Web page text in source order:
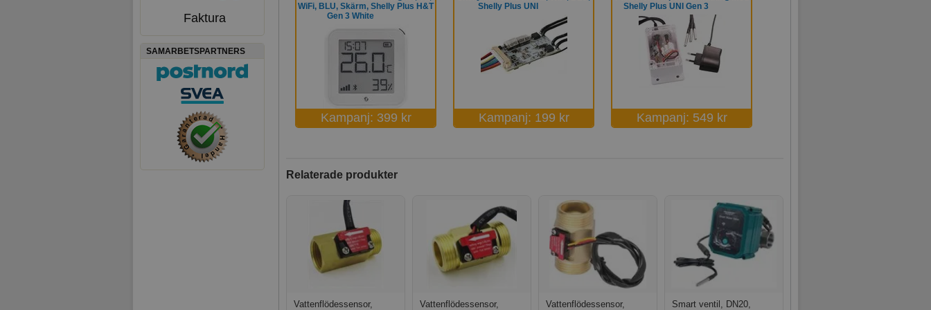
Faktura
SAMARBETSPARTNERS
WiFi, BLU, Skärm, Shelly Plus H&T
Gen 3 White
Kampanj: 399 kr
Shelly Plus UNI
Kampanj: 199 kr
Shelly Plus UNI Gen 3
Kampanj: 549 kr
Relaterade produkter
Vattenflödessensor, Vattenflödessensor, Vattenflödessensor, Smart ventil, DN20,